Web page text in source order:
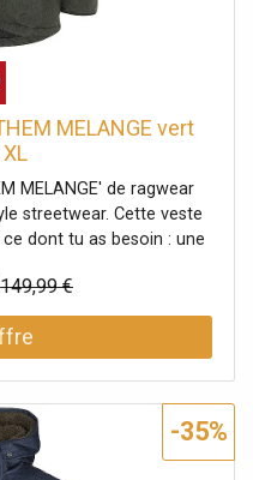
MELANGE vert
MELANGE' de ragwear
streetwear. Cette veste
dont tu as besoin : une
bouton-pression et
et des applications
La fermeture éclair est
Les poignets
en teddy douillet
avec revers et cordon
100 % polyester résistant
149,99 €
-35%